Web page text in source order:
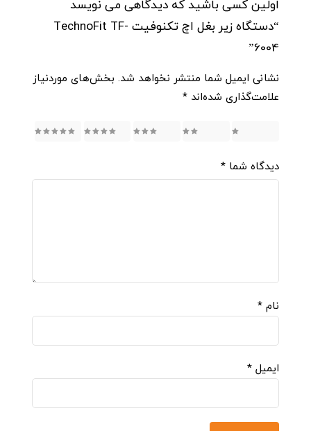
اولین کسی باشید که دیدگاهی می نویسد
“دستگاه زیر بغل اچ تکنوفیت TechnoFit TF-
6004”
نشانی ایمیل شما منتشر نخواهد شد. بخش‌های موردنیاز
علامت‌گذاری شده‌اند *
5
دیدگاه شما *
نام *
ایمیل *